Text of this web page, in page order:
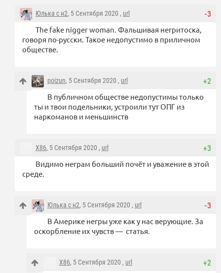
-3
Юлька с н2, 5 Сентября 2020 , url
The fake nigger woman. Фальшивая негритоска,
говоря по-русски. Такое недопустимо в приличном
обществе.
+2
poizun, 5 Сентября 2020 , url
В публичном обществе недопустимы только
ты и твои подельники, устроили тут ОПГ из
наркоманов и меньшинств
+3
X86, 5 Сентября 2020 , url
Видимо неграм больший почёт и уважение в этой
среде.
-3
Юлька с н2, 5 Сентября 2020 , url
В Америке негры уже как у нас верующие. За
оскорбление их чувств — статья.
+2
X86, 5 Сентября 2020 , url